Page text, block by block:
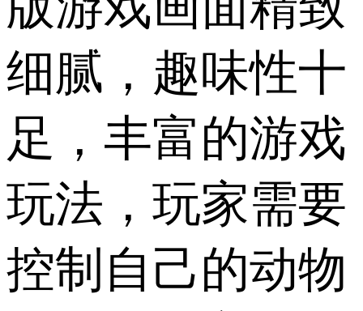
细腻，趣味性十
足，丰富的游戏
玩法，玩家需要
控制自己的动物